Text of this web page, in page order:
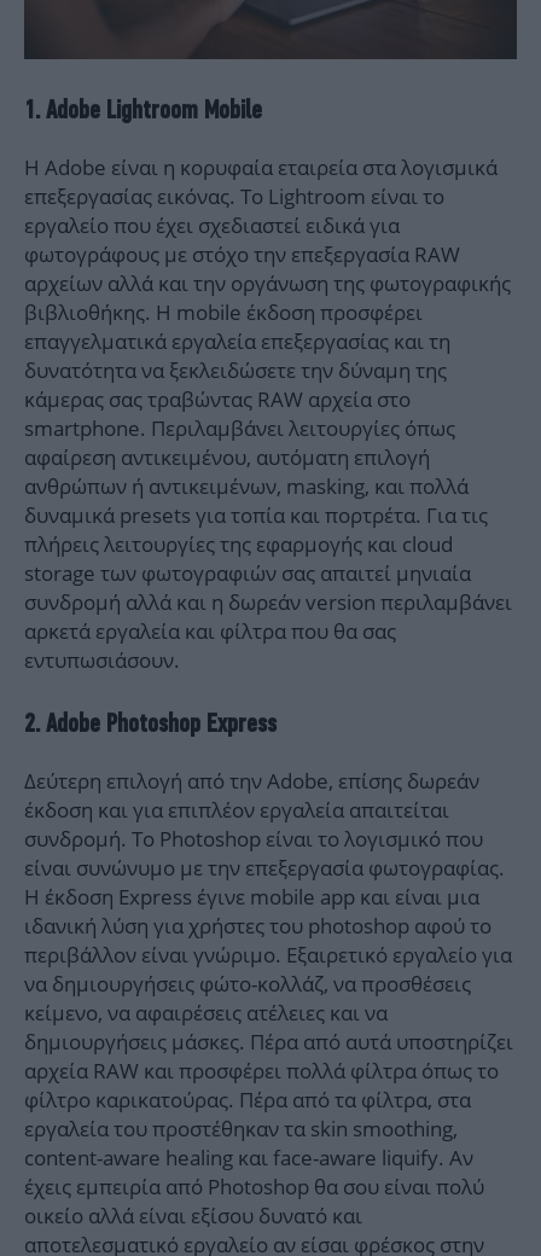
1. Adobe Lightroom Mobile
Η Adobe είναι η κορυφαία εταιρεία στα λογισμικά
επεξεργασίας εικόνας. Το Lightroom είναι το
εργαλείο που έχει σχεδιαστεί ειδικά για
φωτογράφους με στόχο την επεξεργασία RAW
αρχείων αλλά και την οργάνωση της φωτογραφικής
βιβλιοθήκης. Η mobile έκδοση προσφέρει
επαγγελματικά εργαλεία επεξεργασίας και τη
δυνατότητα να ξεκλειδώσετε την δύναμη της
κάμερας σας τραβώντας RAW αρχεία στο
smartphone. Περιλαμβάνει λειτουργίες όπως
αφαίρεση αντικειμένου, αυτόματη επιλογή
ανθρώπων ή αντικειμένων, masking, και πολλά
δυναμικά presets για τοπία και πορτρέτα. Για τις
πλήρεις λειτουργίες της εφαρμογής και cloud
storage των φωτογραφιών σας απαιτεί μηνιαία
συνδρομή αλλά και η δωρεάν version περιλαμβάνει
αρκετά εργαλεία και φίλτρα που θα σας
εντυπωσιάσουν.
2. Adobe Photoshop Express
Δεύτερη επιλογή από την Adobe, επίσης δωρεάν
έκδοση και για επιπλέον εργαλεία απαιτείται
συνδρομή. Το Photoshop είναι το λογισμικό που
είναι συνώνυμο με την επεξεργασία φωτογραφίας.
Η έκδοση Express έγινε mobile app και είναι μια
ιδανική λύση για χρήστες του photoshop αφού το
περιβάλλον είναι γνώριμο. Εξαιρετικό εργαλείο για
να δημιουργήσεις φώτο-κολλάζ, να προσθέσεις
κείμενο, να αφαιρέσεις ατέλειες και να
δημιουργήσεις μάσκες. Πέρα από αυτά υποστηρίζει
αρχεία RAW και προσφέρει πολλά φίλτρα όπως το
φίλτρο καρικατούρας. Πέρα από τα φίλτρα, στα
εργαλεία του προστέθηκαν τα skin smoothing,
content-aware healing και face-aware liquify. Αν
έχεις εμπειρία από Photoshop θα σου είναι πολύ
οικείο αλλά είναι εξίσου δυνατό και
αποτελεσματικό εργαλείο αν είσαι φρέσκος στην